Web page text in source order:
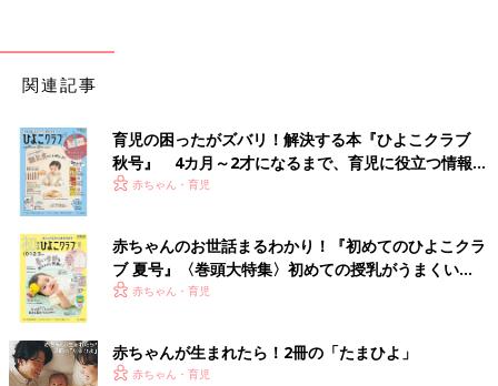
関連記事
育児の困ったがズバリ！解決する本『ひよこクラブ
秋号』 4カ月～2才になるまで、育児に役立つ情報が
いっぱい！
赤ちゃん・育児
赤ちゃんのお世話まるわかり！『初めてのひよこクラ
ブ 夏号』〈巻頭大特集〉初めての授乳がうまくい
く！ おっぱい・ミルクの基本と夏のトラブル 解決テ
赤ちゃん・育児
赤ちゃんが生まれたら！2冊の「たまひよ」
赤ちゃん・育児